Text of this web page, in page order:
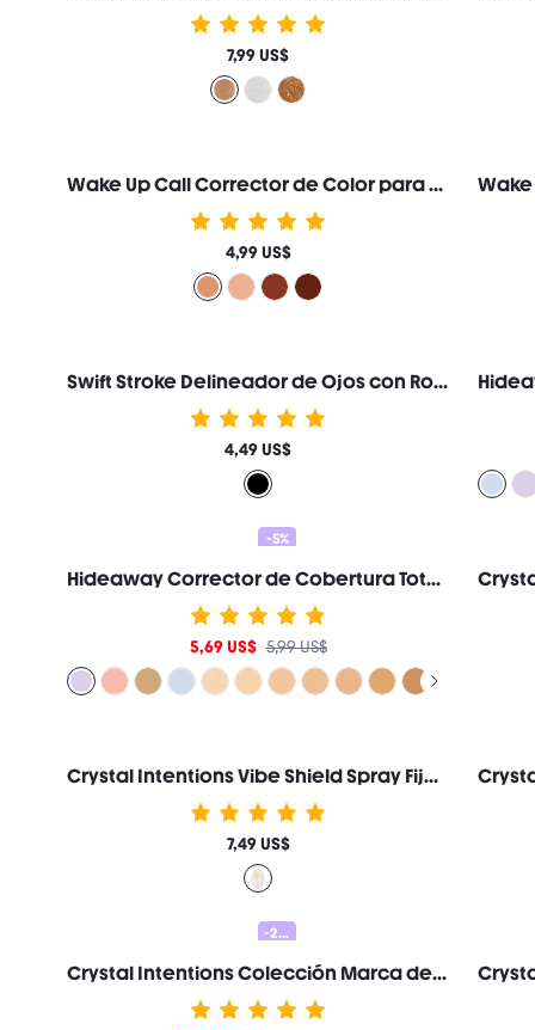
7,99 US$
Wake Up Call Corrector de Color para Ojeras-Apricot Marca de Belleza Cosmética Maquillaje para Mujeres y Niñas
4,99 US$
Swift Stroke Delineador de Ojos con Rodillo Marca de Belleza Cosmética Maquillaje para Mujeres y Niñas
4,49 US$
-5%
Hideaway Corrector de Cobertura Total-Lavender Corrector de Color Iluminador y Resaltador Marca de Belleza Cosmética Maquillaje para Mujeres y Niñas
5,69 US$ 5,99 US$
Crystal Intentions Vibe Shield Spray Fijador de Larga Duración Marca de Belleza Cosmética Maquillaje para Mujeres y Niñas
7,49 US$
-20%
Crystal Intentions Colección Marca de Belleza Cosmética Maquillaje para Mujeres y Niñas